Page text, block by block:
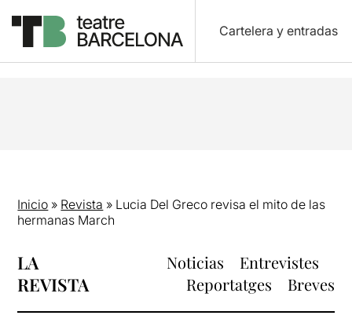
Cartelera y entradas
Inicio » Revista » Lucia Del Greco revisa el mito de las
hermanas March
LA
REVISTA
Noticias
Entrevistes
Reportatges
Breves